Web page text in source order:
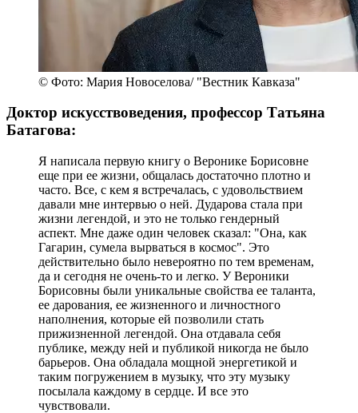
© Фото: Мария Новоселова/ "Вестник Кавказа"
Доктор искусствоведения, профессор Татьяна
Батагова:
Я написала первую книгу о Веронике Борисовне
еще при ее жизни, общалась достаточно плотно и
часто. Все, с кем я встречалась, с удовольствием
давали мне интервью о ней. Дударова стала при
жизни легендой, и это не только гендерный
аспект. Мне даже один человек сказал: "Она, как
Гагарин, сумела вырваться в космос". Это
действительно было невероятно по тем временам,
да и сегодня не очень-то и легко. У Вероники
Борисовны были уникальные свойства ее таланта,
ее дарования, ее жизненного и личностного
наполнения, которые ей позволили стать
прижизненной легендой. Она отдавала себя
публике, между ней и публикой никогда не было
барьеров. Она обладала мощной энергетикой и
таким погружением в музыку, что эту музыку
посылала каждому в сердце. И все это
чувствовали.